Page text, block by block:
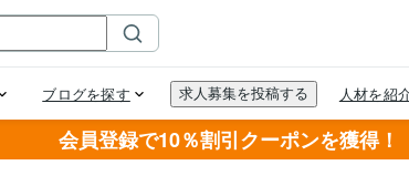
会員登録で10％割引クーポンを獲得！